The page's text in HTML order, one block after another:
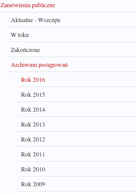
Zamówienia publiczne
Aktualne - Wszczęte
W toku
Zakończone
Archiwum postępowań
Rok 2016
Rok 2015
Rok 2014
Rok 2013
Rok 2012
Rok 2011
Rok 2010
Rok 2009